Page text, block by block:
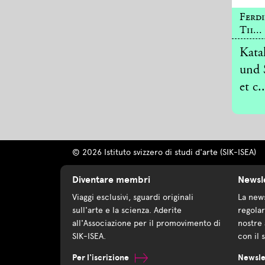
Th...
und
et
© 2026 Istituto svizzero di studi d'arte (SIK-ISEA)
Diventare membri
Viaggi esclusivi, sguardi originali
sull'arte e la scienza. Aderite
all'Associazione per il promovimento di
SIK-ISEA.
Per l'iscrizione
La
nostre
con il